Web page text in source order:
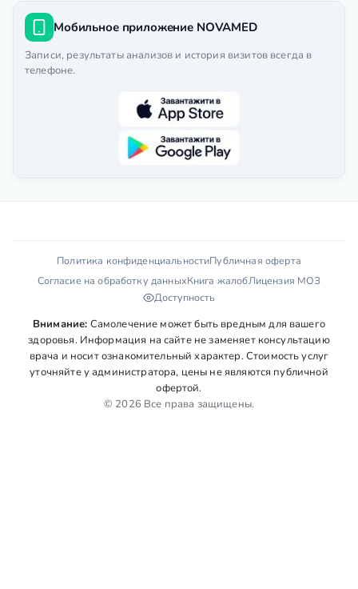
Мобильное приложение NOVAMED
Записи, результаты анализов и история визитов всегда в
телефоне.
Политика конфиденциальностиПубличная оферта
Согласие на обработку данныхКнига жалобЛицензия МОЗ
Доступность
Внимание: Самолечение может быть вредным для вашего
здоровья. Информация на сайте не заменяет консультацию
врача и носит ознакомительный характер. Стоимость услуг
уточняйте у администратора, цены не являются публичной
офертой.
© 2026 Все права защищены.